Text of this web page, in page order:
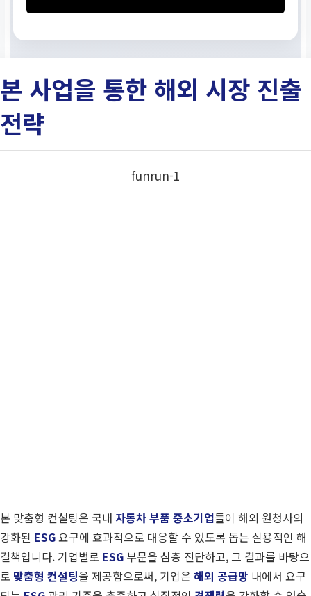
KOTRA 소재부품장비팀:0
2-3460-7642, 7654
본 사업을 통한 해외 시장 진출
전략
funrun-1
본 맞춤형 컨설팅은 국내 자동차 부품 중소기업들이 해외 원청사의
강화된 ESG요구에 효과적으로 대응할 수 있도록 돕는 실용적인 해
결책입니다. 기업별로 ESG 부문을 심층 진단하고, 그 결과를 바탕으
로 맞춤형 컨설팅을 제공함으로써, 기업은 해외 공급망 내에서 요구